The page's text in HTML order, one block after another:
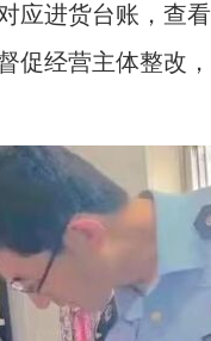
应进货台账，查
经营主体整改